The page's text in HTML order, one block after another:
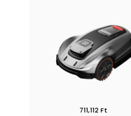
711,112 Ft